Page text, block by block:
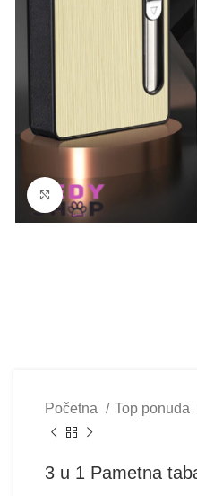
Klikni i uvećaj
Početna Top ponuda
3 u 1 Pametna